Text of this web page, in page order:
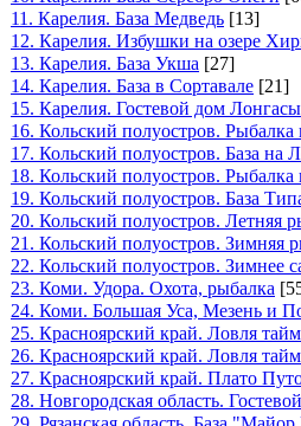
11. Карелия. База Медведь [13]
12. Карелия. Избушки на озере
13. Карелия. База Укша [27]
14. Карелия. База в Сортавале [21]
15. Карелия. Гостевой дом Лонгасы
16. Кольский полуостров.
17. Кольский полуостров. База на
18. Кольский полуостров.
19. Кольский полуостров. База
20. Кольский полуостров. Летняя
21. Кольский полуостров. Зимняя
22. Кольский полуостров. Зимнее
23. Коми. Удора. Охота, рыбалка
24. Коми. Большая Уса, Мезень и
25. Красноярский край. Ловля
26. Красноярский край. Ловля
27. Красноярский край. Плато
28. Новгородская область.